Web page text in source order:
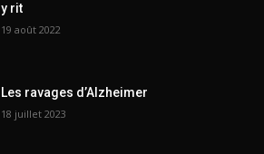
y rit
19 août 2022
Les ravages d’Alzheimer
18 juillet 2023